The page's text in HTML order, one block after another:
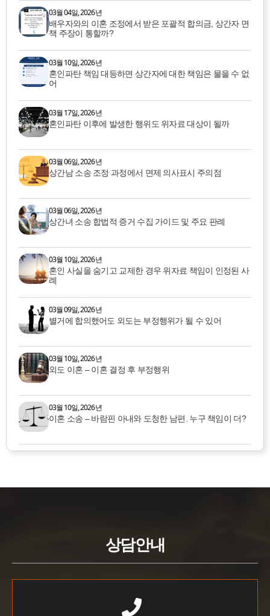
03월 04일, 2026년
배우자와의 이혼 조정에서 받은 포괄적 합의금, 상간자 면
책 주장이 통할까?
03월 10일, 2026년
혼인파탄 책임 대등하면 상간자에 대한 책임은 물을 수 없
어
03월 17일, 2026년
혼인파탄 이후에 발생한 행위도 위자료 대상이 될까
03월 06일, 2026년
상간남 소송 조정 과정에서 면제 의사표시 주의점
03월 06일, 2026년
상간녀 소송 합법적 증거 수집 가이드 및 주요 판례
03월 10일, 2026년
혼인 사실을 숨기고 교제한 경우 위자료 책임이 인정된 사
례
03월 09일, 2026년
별거에 합의했어도 외도는 부정행위가 될 수 있어
03월 10일, 2026년
외도 이혼 – 이혼 결정 후 부정행위
03월 10일, 2026년
이혼 소송 – 바람핀 아내와 도청한 남편. 누구 책임이 더?
상담안내